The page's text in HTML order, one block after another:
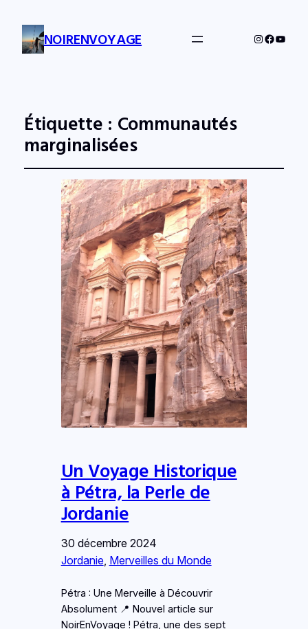
NOIRENVOYAGE Instagram
Étiquette : Communautés
marginalisées
Un Voyage Historique
à Pétra, la Perle de
Jordanie
30 décembre 2024
Jordanie, Merveilles du Monde
Pétra : Une Merveille à Découvrir
Absolument 📍 Nouvel article sur
NoirEnVoyage ! Pétra, une des sept